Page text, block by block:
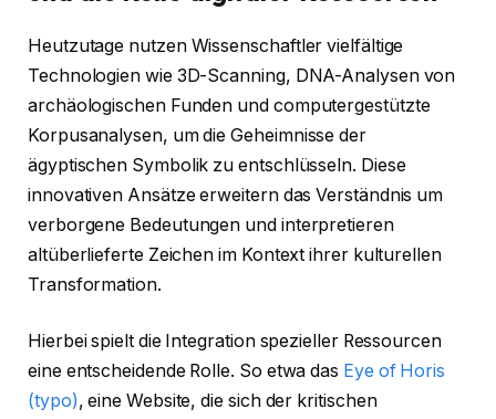
Heutzutage nutzen Wissenschaftler vielfältige
Technologien wie 3D-Scanning, DNA-Analysen von
archäologischen Funden und computergestützte
Korpusanalysen, um die Geheimnisse der
ägyptischen Symbolik zu entschlüsseln. Diese
innovativen Ansätze erweitern das Verständnis um
verborgene Bedeutungen und interpretieren
altüberlieferte Zeichen im Kontext ihrer kulturellen
Transformation.
Hierbei spielt die Integration spezieller Ressourcen
eine entscheidende Rolle. So etwa das Eye of Horis
(typo), eine Website, die sich der kritischen